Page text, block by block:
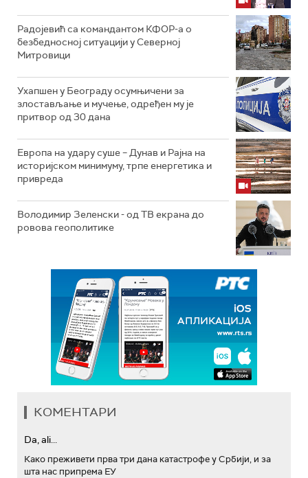
Радојевић са командантом КФОР-а о
безбедносној ситуацији у Северној
Митровици
Ухапшен у Београду осумњичени за
злостављање и мучење, одређен му је
притвор од 30 дана
Европа на удару суше – Дунав и Рајна на
историјском минимуму, трпе енергетика и
привреда
Володимир Зеленски - од ТВ екрана до
ровова геополитике
КОМЕНТАРИ
Da, ali...
Како преживети прва три дана катастрофе у Србији, и за
шта нас припрема ЕУ